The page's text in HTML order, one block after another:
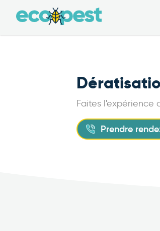
Faites l'expérience
Prendre